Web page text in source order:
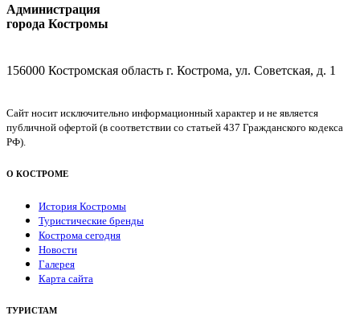
Администрация
города Костромы
156000 Костромская область г. Кострома, ул. Советская, д. 1
Сайт носит исключительно информационный характер и не является
публичной офертой (в соответствии со статьей 437 Гражданского кодекса
РФ).
О КОСТРОМЕ
История Костромы
Туристические бренды
Кострома сегодня
Новости
Галерея
Карта сайта
ТУРИСТАМ